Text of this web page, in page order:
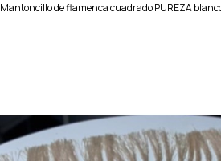
Mantoncillo de flamenca cuadrado PUREZA